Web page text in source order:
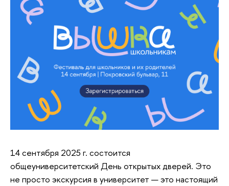
14 сентября 2025 г. состоится
общеуниверситетский День открытых дверей. Это
не просто экскурсия в университет — это настоящий